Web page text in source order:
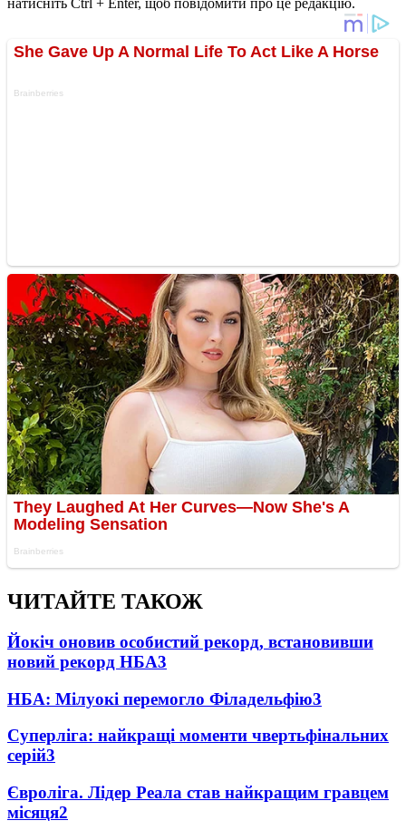
ЧИТАЙТЕ ТАКОЖ
Йокіч оновив особистий рекорд, встановивши
новий рекорд НБА3
НБА: Мілуокі перемогло Філадельфію3
Суперліга: найкращі моменти чвертьфінальних
серій3
Євроліга. Лідер Реала став найкращим гравцем
місяця2